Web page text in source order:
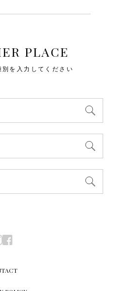
PLACE
を入力してください